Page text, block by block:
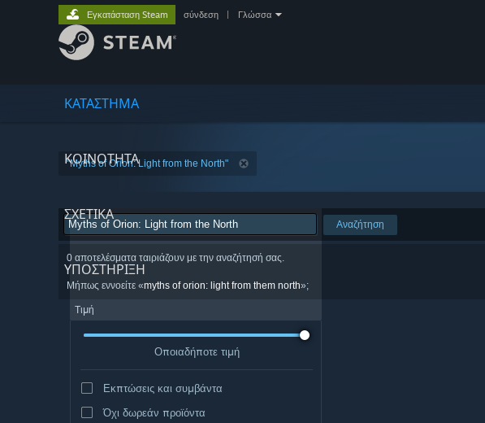
ΚΑΤΑΣΤΗΜΑ
ΚΟΙΝΟΤΗΤΑ
ΣΧΕΤΙΚΆ
ΥΠΟΣΤΗΡΙΞΗ
Εγκατάσταση Steam σύνδεση Γλώσσα
"Myths of Orion: Light from the North"
Αναζήτηση
0 αποτελέσματα ταιριάζουν με την αναζήτησή σας.
Μήπως εννοείτε «myths of orion: light from them north»;
Τιμή
Οποιαδήποτε τιμή
Εκπτώσεις και συμβάντα
Όχι δωρεάν προϊόντα